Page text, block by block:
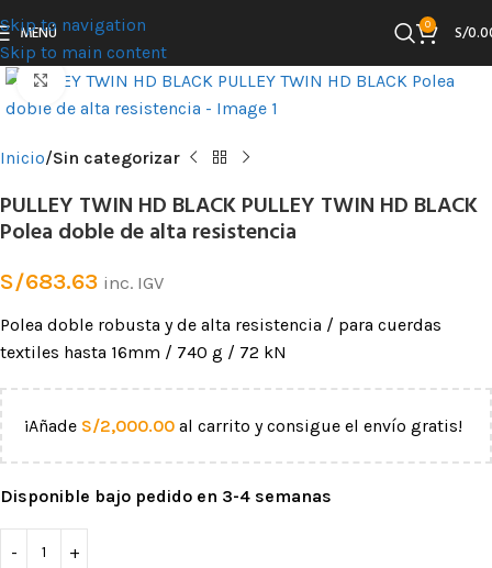
Skip to navigation
Skip to main content
MENÚ 0 S/
Clic para ampliar
Inicio Sin categorizar
PULLEY TWIN HD BLACK PULLEY TWIN HD BLACK
Polea doble de alta resistencia
S/683.63 inc. IGV
Polea doble robusta y de alta resistencia / para cuerdas
textiles hasta 16mm / 740 g / 72 kN
¡Añade S/2,000.00 al carrito y consigue el envío gratis!
Disponible bajo pedido en 3-4 semanas